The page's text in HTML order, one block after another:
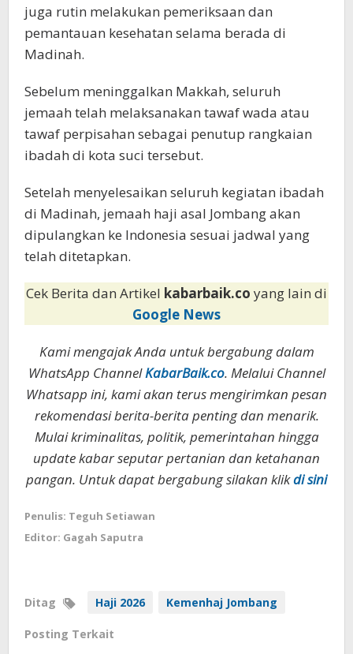
juga rutin melakukan pemeriksaan dan
pemantauan kesehatan selama berada di
Madinah.
Sebelum meninggalkan Makkah, seluruh
jemaah telah melaksanakan tawaf wada atau
tawaf perpisahan sebagai penutup rangkaian
ibadah di kota suci tersebut.
Setelah menyelesaikan seluruh kegiatan ibadah
di Madinah, jemaah haji asal Jombang akan
dipulangkan ke Indonesia sesuai jadwal yang
telah ditetapkan.
Cek Berita dan Artikel kabarbaik.co yang lain di
Google News
Kami mengajak Anda untuk bergabung dalam
WhatsApp ChannelKabarBaik.co. Melalui Channel
Whatsapp ini, kami akan terus mengirimkan pesan
rekomendasi berita-berita penting dan menarik.
Mulai kriminalitas, politik, pemerintahan hingga
update kabar seputar pertanian dan ketahanan
pangan. Untuk dapat bergabung silakan klikdi sini
Penulis: Teguh Setiawan
Editor: Gagah Saputra
Ditag Haji 2026 Kemenhaj Jombang
Posting Terkait